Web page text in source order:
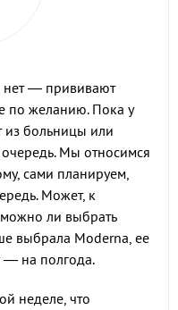
— прививают
по желанию. Пока у
больницы или
Мы относимся
сами планируем,
Может, к
ли выбрать
выбрала Moderna, ее
— на полгода.
неделе, что